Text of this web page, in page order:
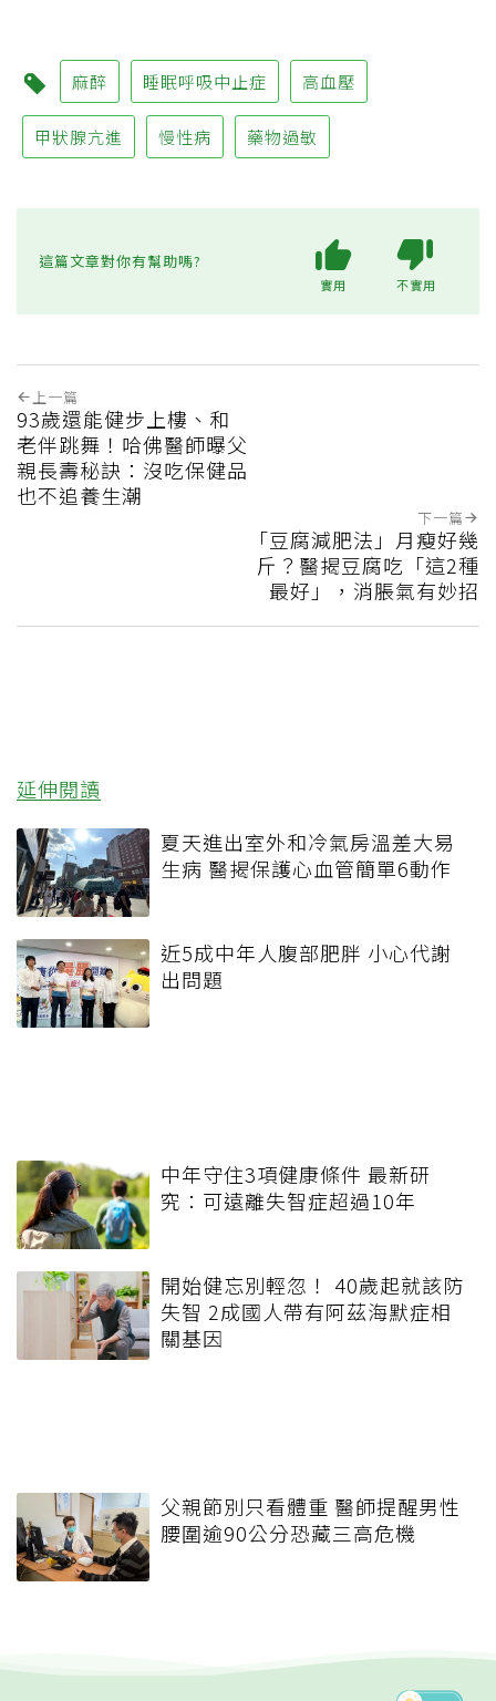
麻醉 睡眠呼吸中止症 高血壓
甲狀腺亢進 慢性病 藥物過敏
這篇文章對你有幫助嗎?
實用 不實用
上一篇
93歲還能健步上樓、和
老伴跳舞！哈佛醫師曝父
親長壽秘訣：沒吃保健品
也不追養生潮
下一篇
「豆腐減肥法」月瘦好幾
斤？醫揭豆腐吃「這2種
最好」，消脹氣有妙招
延伸閱讀
夏天進出室外和冷氣房溫差大易
生病 醫揭保護心血管簡單6動作
近5成中年人腹部肥胖 小心代謝
出問題
中年守住3項健康條件 最新研
究：可遠離失智症超過10年
開始健忘別輕忽！ 40歲起就該防
失智 2成國人帶有阿茲海默症相
關基因
父親節別只看體重 醫師提醒男性
腰圍逾90公分恐藏三高危機